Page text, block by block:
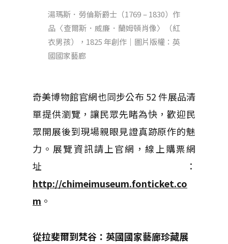
湯瑪斯．勞倫斯爵士（1769 – 1830）作
品〈查爾斯．威廉．蘭姆頓肖像〉（紅
衣男孩），1825 年創作｜圖片版權：英
國國家藝廊
奇美博物館官網也同步公布 52 件展品清
單提供瀏覽，讓民眾先睹為快，歡迎民
眾開展後到現場親眼見證真跡原作的魅
力。展覽資訊請上官網，線上購票網
址：
http://chimeimuseum.fonticket.co
m 。
從拉斐爾到梵谷：英國國家藝廊珍藏展